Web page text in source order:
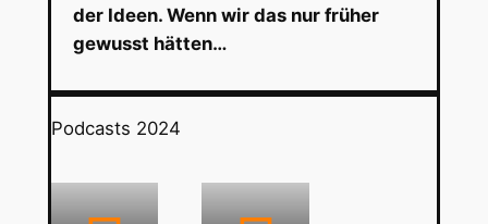
der Ideen. Wenn wir das nur früher
gewusst hätten…
Podcasts 2024